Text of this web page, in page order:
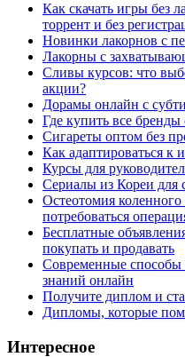
Как скачать игры без
торрент и без
Новинки лакорнов с
Лакорны с
Сливы курсов: что
акции?
Дорамы онлайн с
Где купить все бренды
Сигареты оптом без
Как адаптироваться к
Курсы для
Сериалы из Кореи для
Остеотомия
потребоваться
Бесплатные
покупать и продавать
Современные способы
знаний онлайн
Получите диплом и
Дипломы, которые
Интересное